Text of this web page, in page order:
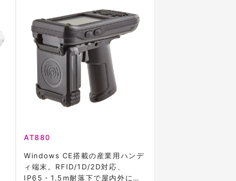
AT880
Windows CE搭載の産業用ハンデ
ィ端末。RFID/1D/2D対応、
IP65・1.5m耐落下で屋内外に適